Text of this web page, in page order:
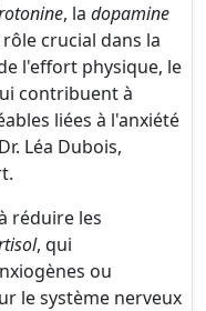
, la dopamine
crucial dans la
l'effort physique, le
contribuent à
liées à l'anxiété
Léa Dubois,
réduire les
, qui
ou
le système nerveux